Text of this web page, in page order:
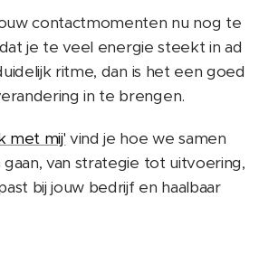
contactmomenten nu nog te
je te veel energie steekt in ad
ritme, dan is het een goed
in te brengen.
met mij' vind je hoe we samen
gaan, van strategie tot uitvoering,
bij jouw bedrijf en haalbaar